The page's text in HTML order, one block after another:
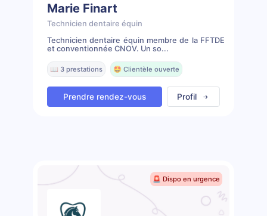
Marie Finart
Technicien dentaire équin
Technicien dentaire équin membre de la FFTDE
et conventionnée CNOV. Un so...
📖 3 prestations 🤩 Clientèle ouverte
Prendre rendez-vous Profil
🚨 Dispo en urgence